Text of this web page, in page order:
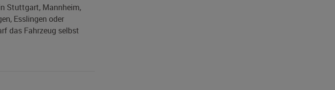
Stuttgart, Mannheim,
Esslingen oder
das Fahrzeug selbst